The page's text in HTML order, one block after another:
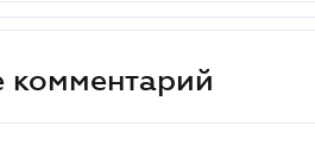
комментарий